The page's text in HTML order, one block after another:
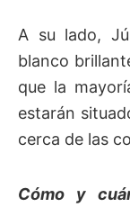
A su lado,
blanco
que la
estarán
cerca de las
Cómo y